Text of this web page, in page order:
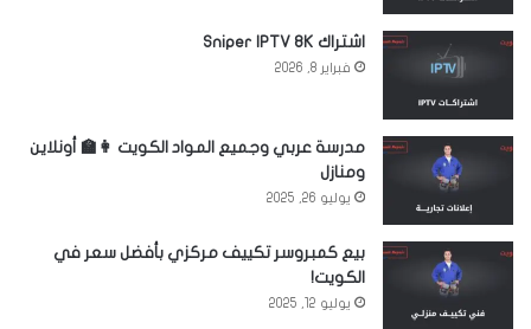
اشتراك Sniper IPTV 8K
فبراير 8, 2026
مدرسة عربي وجميع المواد الكويت 👩‍🏫 أونلاين
ومنازل
يوليو 26, 2025
بيع كمبروسر تكييف مركزي بأفضل سعر في
الكويت!
يوليو 12, 2025